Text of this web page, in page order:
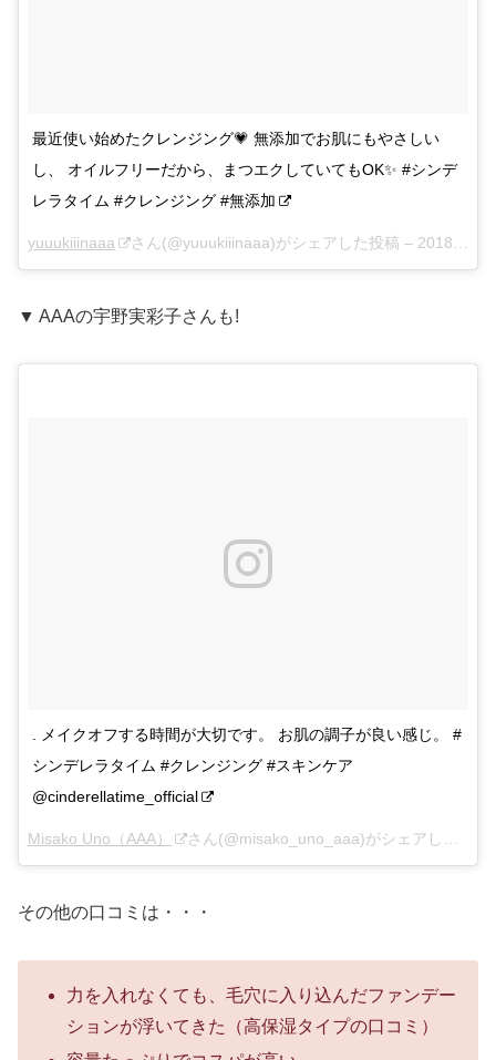
最近使い始めたクレンジング💗 無添加でお肌にもやさしい
し、 オイルフリーだから、まつエクしていてもOK✨ #シンデ
レラタイム #クレンジング #無添加
yuuukiiinaaa さん(@yuuukiiinaaa)がシェアした投稿 – 2018年 2月月28日午前12時52分PST
▼ AAAの宇野実彩子さんも!
. メイクオフする時間が大切です。 お肌の調子が良い感じ。 #
シンデレラタイム #クレンジング #スキンケア
@cinderellatime_official
Misako Uno（AAA） さん(@misako_uno_aaa)がシェアした投稿 –
その他の口コミは・・・
力を入れなくても、毛穴に入り込んだファンデー
ションが浮いてきた（高保湿タイプの口コミ）